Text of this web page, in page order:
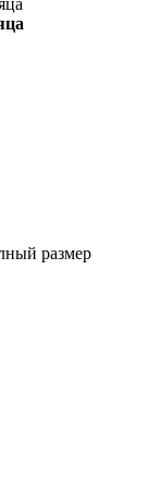
размер